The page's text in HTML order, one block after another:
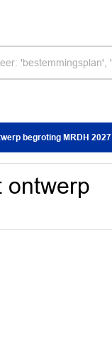
begroting MRDH 2027
ontwerp